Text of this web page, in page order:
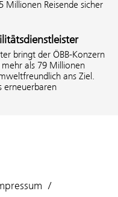
Millionen Reisende sicher
bringt der ÖBB-Konzern
als 79 Millionen
ans Ziel.
erneuerbaren